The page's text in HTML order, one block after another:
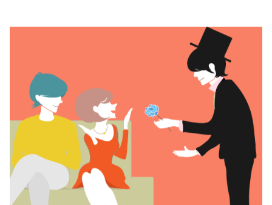
ココロ/カラダ
グルメ
トラベル
カルチャー/エンタメ